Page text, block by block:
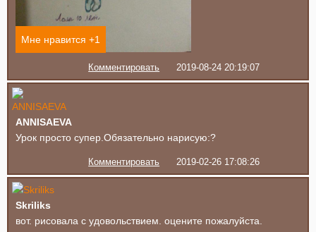
Мне нравится +1
Комментировать 2019-08-24 20:19:07
ANNISAEVA
Урок просто супер.Обязательно нарисую:?
Комментировать 2019-02-26 17:08:26
Skriliks
вот. рисовала с удовольствием. оцените пожалуйста.